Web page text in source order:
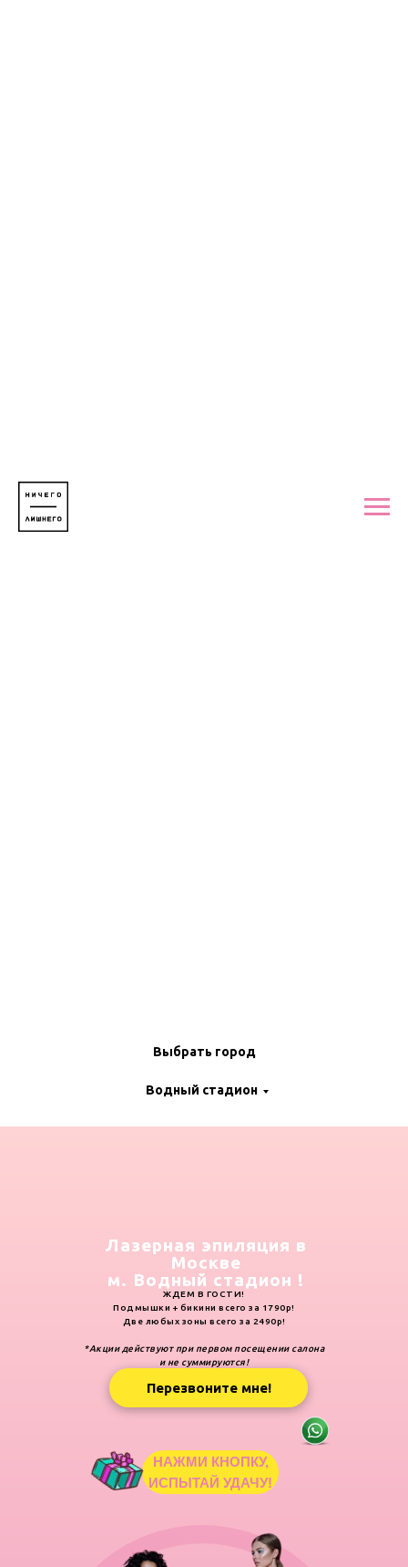
Выбрать город
Водный стадион
Лазерная эпиляция в
Москве
м. Водный стадион !
ЖДЕМ В ГОСТИ!
Подмышки + бикини всего за 1790р!
Две любых зоны всего за 2490р!
*Акции действуют при первом посещении салона
и не суммируются!
Перезвоните мне!
НАЖМИ КНОПКУ,
ИСПЫТАЙ УДАЧУ!